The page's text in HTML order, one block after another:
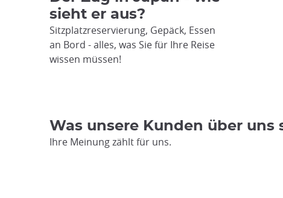
sieht er aus?
Sitzplatzreservierung, Gepäck, Essen
an Bord - alles, was Sie für Ihre Reise
wissen müssen!
Was unsere Kunden über uns
Ihre Meinung zählt für uns.